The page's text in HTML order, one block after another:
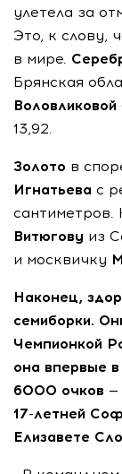
улетела за
Это, к слову,
в мире.
Брянская
Воловликовой
13,92.
Золото в
Игнатьева с
сантиметров.
Витюгову из
и москвичку
Наконец,
семиборки.
Чемпионкой
она впервые
6000 очков —
17-летней
Елизавете